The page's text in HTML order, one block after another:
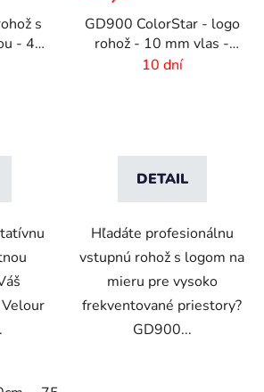
s
- 4
GD900 ColorStar - logo
rohož - 10 mm vlas -
rozmer na mieru
10 dní
DETAIL
Hľadáte profesionálnu
vstupnú rohož s logom na
mieru pre vysoko
frekventované priestory?
GD900...